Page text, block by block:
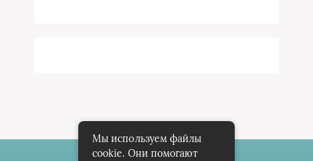
Мы используем файлы
cookie. Они помогают